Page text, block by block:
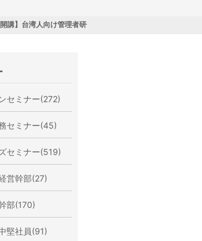
講】台湾人向け管理者研修
セミナー(272)
セミナー(45)
セミナー(519)
営幹部(27)
部(170)
堅社員(91)